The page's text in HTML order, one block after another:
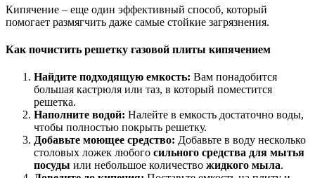
Кипячение – еще один эффективный способ, который
помогает размягчить даже самые стойкие загрязнения.
Как почистить решетку газовой плиты кипячением
Найдите подходящую емкость: Вам понадобится
большая кастрюля или таз, в который поместится
решетка.
Наполните водой: Налейте в емкость достаточно воды,
чтобы полностью покрыть решетку.
Добавьте моющее средство: Добавьте в воду несколько
столовых ложек любого сильного средства для мытья
посуды или небольшое количество жидкого мыла.